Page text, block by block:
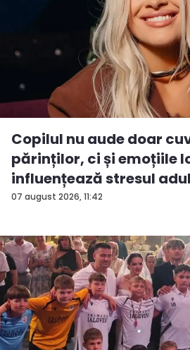
07 august 2026, 11:42
Copilul nu aude doar
părinților, ci și emoțiile
influențează stresul